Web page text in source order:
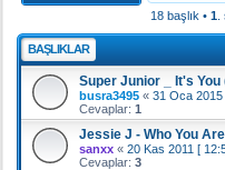
18 başlık • 1
BAŞLIKLAR
Super Junior _ It's You
busra3495 « 31 Oca 2015
Cevaplar: 1
Jessie J - Who You
sanxx « 20 Kas 2011 [
Cevaplar: 3